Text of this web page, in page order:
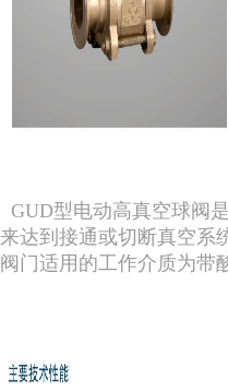
GUD型电动高真空球阀
来达到接通或切断真空系
阀门适用的工作介质为带